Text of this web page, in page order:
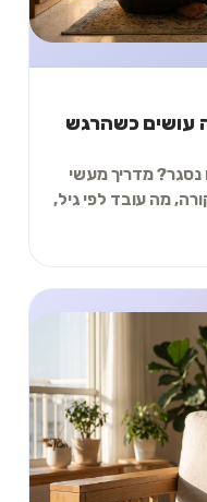
עושים כשהרגש
נסגר? מדריך מעשי
מה עובד לפי גיל,